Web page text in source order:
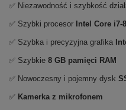
✅ Niezawodność i szybkość
✅ Szybki procesor Intel Core i7-
✅ Szybka i precyzyjna grafika
✅ Szybkie 8 GB pamięci RAM
✅ Nowoczesny i pojemny dysk
✅ Kamerka z mikrofonem